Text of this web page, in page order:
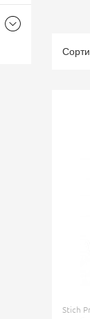
Stich